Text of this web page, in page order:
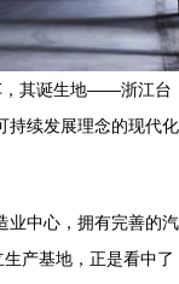
，其诞生地——浙江台
持续发展理念的现代化
业中心，拥有完善的汽
产基地，正是看中了